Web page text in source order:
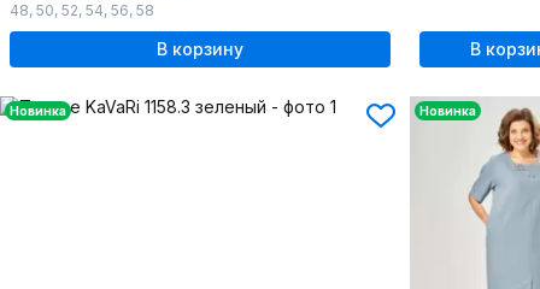
48, 50, 52, 54, 56, 58
В корзину В
Новинка Новинка